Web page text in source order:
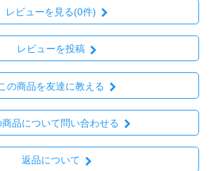
レビューを見る(0件)
レビューを投稿
の商品を友達に教える
商品について問い合わせる
返品について